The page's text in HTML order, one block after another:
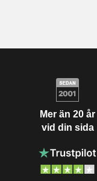
Mer än 20 år
vid din sida